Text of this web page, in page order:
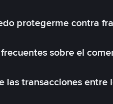
protegerme contra
sobre el
las transacciones entre